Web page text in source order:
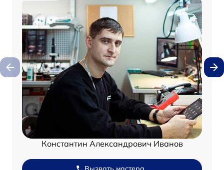
Константин Александрович Иванов